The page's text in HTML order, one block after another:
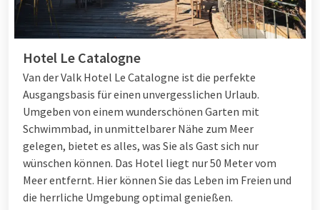
Hotel Le Catalogne
Van der Valk Hotel Le Catalogne ist die perfekte
Ausgangsbasis für einen unvergesslichen Urlaub.
Umgeben von einem wunderschönen Garten mit
Schwimmbad, in unmittelbarer Nähe zum Meer
gelegen, bietet es alles, was Sie als Gast sich nur
wünschen können. Das Hotel liegt nur 50 Meter vom
Meer entfernt. Hier können Sie das Leben im Freien und
die herrliche Umgebung optimal genießen.